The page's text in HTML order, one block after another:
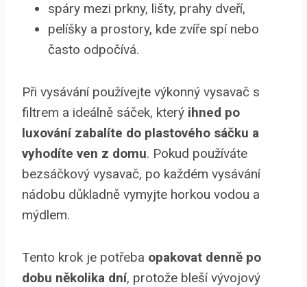
spáry mezi prkny, lišty, prahy dveří,
pelíšky a prostory, kde zvíře spí nebo
často odpočívá.
Při vysávání používejte výkonný vysavač s
filtrem a ideálně sáček, který ihned po
luxování zabalíte do plastového sáčku a
vyhodíte ven z domu. Pokud používáte
bezsáčkový vysavač, po každém vysávání
nádobu důkladně vymyjte horkou vodou a
mýdlem.
Tento krok je potřeba opakovat denně po
dobu několika dní, protože bleší vývojový